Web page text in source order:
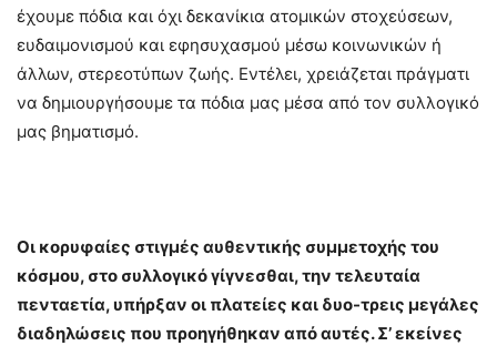
έχουμε πόδια και όχι δεκανίκια ατομικών στοχεύσεων,
ευδαιμονισμού και εφησυχασμού μέσω κοινωνικών ή
άλλων, στερεοτύπων ζωής. Εντέλει, χρειάζεται πράγματι
να δημιουργήσουμε τα πόδια μας μέσα από τον συλλογικό
μας βηματισμό.
Οι κορυφαίες στιγμές αυθεντικής συμμετοχής του
κόσμου, στο συλλογικό γίγνεσθαι, την τελευταία
πενταετία, υπήρξαν οι πλατείες και δυο-τρεις μεγάλες
διαδηλώσεις που προηγήθηκαν από αυτές. Σ’ εκείνες